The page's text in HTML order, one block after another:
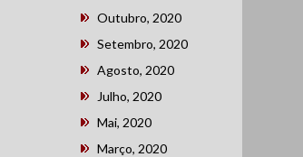
Outubro, 2020
Setembro, 2020
Agosto, 2020
Julho, 2020
Mai, 2020
Março, 2020